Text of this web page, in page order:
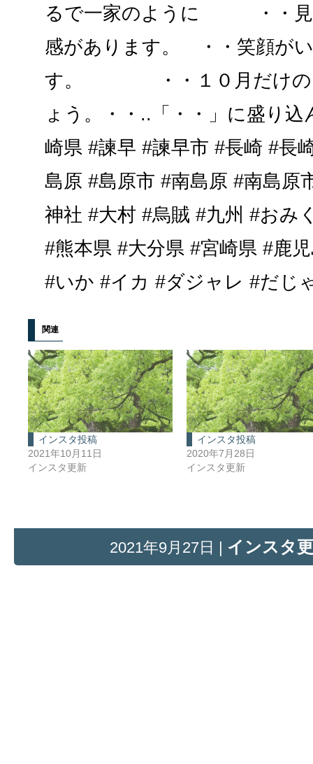
るで一家のように ・・見
感があります。 ・・笑顔が
す。 ・・１０月だけのお
ょう。・・..「・・」に盛り
崎県 #諫早 #諫早市 #長崎 #長
島原 #島原市 #南島原 #南島原
神社 #大村 #烏賊 #九州 #おみ
#熊本県 #大分県 #宮崎県 #鹿
#いか #イカ #ダジャレ #だじ
関連
インスタ投稿
2021年10月11日
インスタ更新
インスタ投稿
2020年7月28日
インスタ更新
2021年9月27日 | インスタ